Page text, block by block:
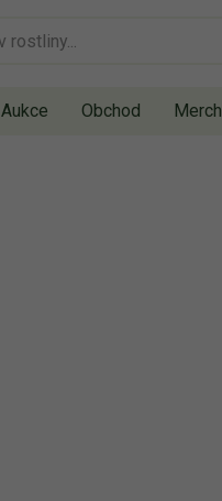
Aukce Obchod Merch